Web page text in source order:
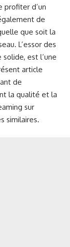
profiter d’un
de
que soit la
L’essor des
est l’une
article
de
la qualité et la
sur
similaires.